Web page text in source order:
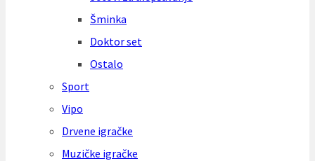
Šminka
Doktor set
Ostalo
Sport
Vipo
Drvene igračke
Muzičke igračke